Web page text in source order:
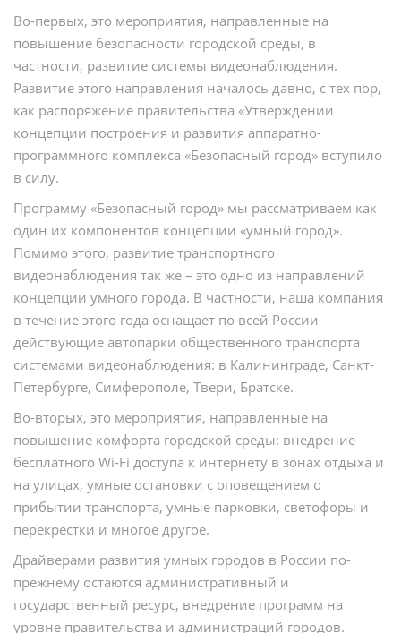
Во-первых, это мероприятия, направленные на
повышение безопасности городской среды, в
частности, развитие системы видеонаблюдения.
Развитие этого направления началось давно, с тех пор,
как распоряжение правительства «Утверждении
концепции построения и развития аппаратно-
программного комплекса «Безопасный город» вступило
в силу.
Программу «Безопасный город» мы рассматриваем как
один их компонентов концепции «умный город».
Помимо этого, развитие транспортного
видеонаблюдения так же – это одно из направлений
концепции умного города. В частности, наша компания
в течение этого года оснащает по всей России
действующие автопарки общественного транспорта
системами видеонаблюдения: в Калининграде, Санкт-
Петербурге, Симферополе, Твери, Братске.
Во-вторых, это мероприятия, направленные на
повышение комфорта городской среды: внедрение
бесплатного Wi-Fi доступа к интернету в зонах отдыха и
на улицах, умные остановки с оповещением о
прибытии транспорта, умные парковки, светофоры и
перекрёстки и многое другое.
Драйверами развития умных городов в России по-
прежнему остаются административный и
государственный ресурс, внедрение программ на
уровне правительства и администраций городов.